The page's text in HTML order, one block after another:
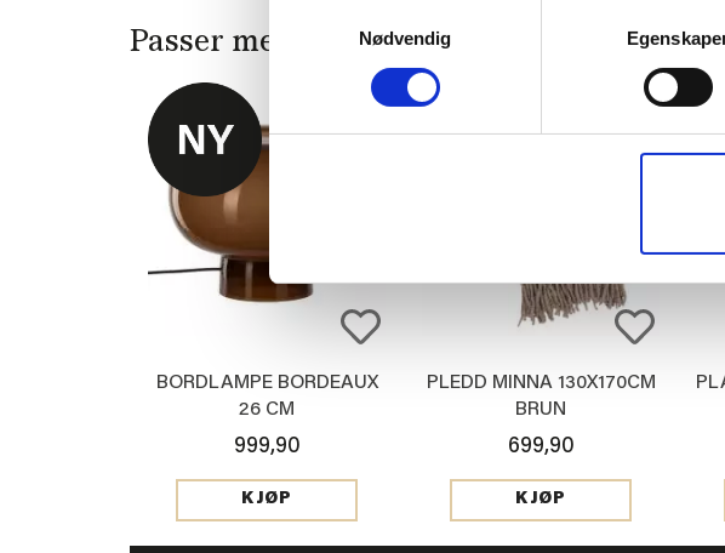
Nødvendig
Passer med
BORDLAMPE BORDEAUX
26 CM
999,90
KJØP
PLEDD MINNA 130X170CM
BRUN
699,90
KJØP